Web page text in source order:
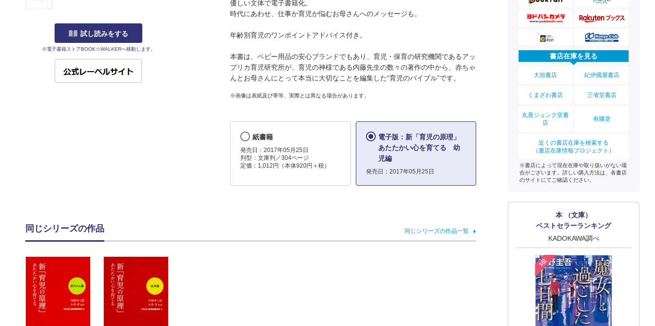
試し読みをする
※電子書籍ストアBOOK☆WALKERへ移動します。
優しい文体で電子書籍化。
時代にあわせ、仕事か育児か悩むお母さんへのメッセージも。
年齢別育児のワンポイントアドバイス付き。
本書は、ベビー用品の安心ブランドでもあり、育児・保育の研究機関であるアッ
プリカ育児研究所が、育児の神様である内藤先生の数々の著作の中から、赤ちゃ
んとお母さんにとって本当に大切なことを編集した“育児のバイブル”です。
※画像は表紙及び帯等、実際とは異なる場合があります。
紙書籍
発売日：2017年05月25日
判型：文庫判／304ページ
定価：1,012円（本体920円＋税）
電子版：新「育児の原理」
あたたかい心を育てる 幼
児編
発売日：2017年05月25日
同じシリーズの作品 同じシリーズの作品一覧
書店在庫を見る
大垣書店 紀伊國屋書店
くまざわ書店 三省堂書店
丸善ジュンク堂書
店
有隣堂
近くの書店在庫を検索する
（書店在庫情報プロジェクト）
※書店によって現在在庫や取り扱いがない場
合がございます。詳しい購入方法は、各書店
のサイトにてご確認ください。
本 （文庫）
ベストセラーランキング
KADOKAWA調べ
1位